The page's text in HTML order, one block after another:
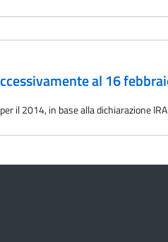
al 16
il 2014, in base alla dichiarazione